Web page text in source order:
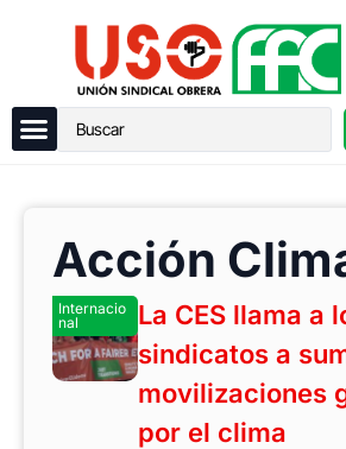
Acción
Internacio
nal
La CES llama a
sindicatos a
movilizaciones
por el clima